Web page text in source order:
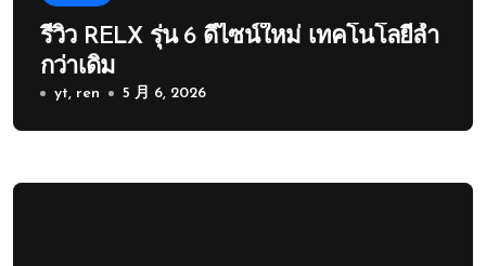
รีวิว RELX รุ่น 6 ดีไซน์ใหม่ เทคโนโลยีล้ำ
กว่าเดิม
yt, ren 5 月 6, 2026